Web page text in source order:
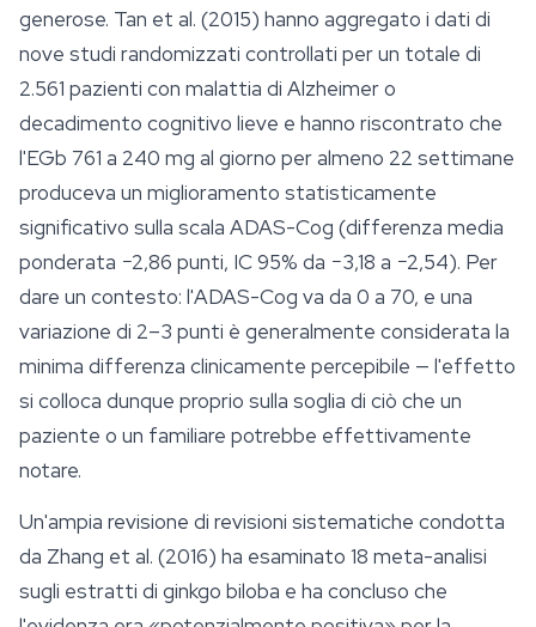
generose. Tan et al. (2015) hanno aggregato i dati di
nove studi randomizzati controllati per un totale di
2.561 pazienti con malattia di Alzheimer o
decadimento cognitivo lieve e hanno riscontrato che
l'EGb 761 a 240 mg al giorno per almeno 22 settimane
produceva un miglioramento statisticamente
significativo sulla scala ADAS-Cog (differenza media
ponderata −2,86 punti, IC 95% da −3,18 a −2,54). Per
dare un contesto: l'ADAS-Cog va da 0 a 70, e una
variazione di 2–3 punti è generalmente considerata la
minima differenza clinicamente percepibile — l'effetto
si colloca dunque proprio sulla soglia di ciò che un
paziente o un familiare potrebbe effettivamente
notare.
Un'ampia revisione di revisioni sistematiche condotta
da Zhang et al. (2016) ha esaminato 18 meta-analisi
sugli estratti di ginkgo biloba e ha concluso che